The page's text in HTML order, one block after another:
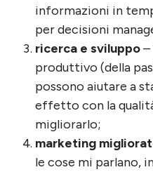
informazioni in
per decisioni
ricerca e sviluppo–
produttivo (della
possono aiutare a
effetto con la
migliorarlo;
marketing
le cose mi parlano,